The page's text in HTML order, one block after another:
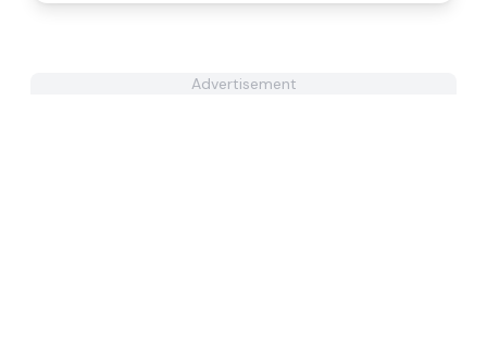
Advertisement